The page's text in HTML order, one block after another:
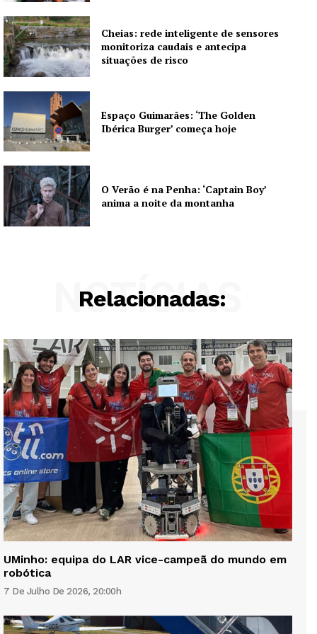
Cheias: rede inteligente de sensores
monitoriza caudais e antecipa
situações de risco
Espaço Guimarães: ‘The Golden
Ibérica Burger’ começa hoje
O Verão é na Penha: ‘Captain Boy’
anima a noite da montanha
Relacionadas:
NOTÍCIAS
UMinho: equipa do LAR vice-campeã do mundo em
robótica
7 De Julho De 2026, 20:00h